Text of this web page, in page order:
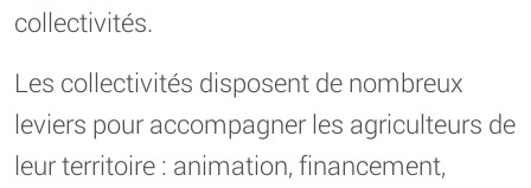
collectivités.
Les collectivités disposent de nombreux
leviers pour accompagner les agriculteurs de
leur territoire : animation, financement,